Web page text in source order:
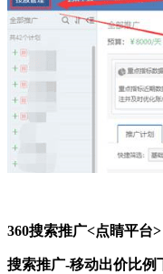
360搜索推广<点睛平台>
搜索推广-移动出价比例